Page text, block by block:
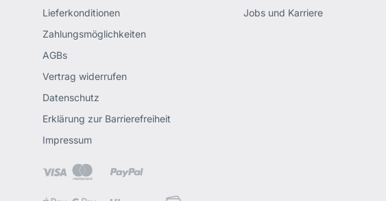
Lieferkonditionen
Zahlungsmöglichkeiten
AGBs
Vertrag widerrufen
Datenschutz
Erklärung zur Barrierefreiheit
Impressum
Jobs und Karriere